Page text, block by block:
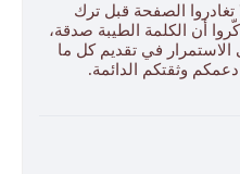
تغادروا الصفحة قبل ترك
أن الكلمة الطيبة صدقة،
الاستمرار في تقديم كل ما
وثقتكم الدائمة.